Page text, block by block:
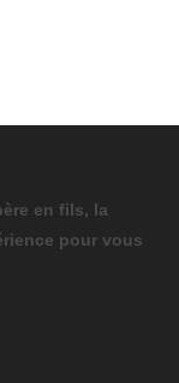
en fils, la
pour vous